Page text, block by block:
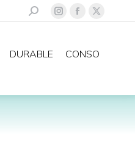
Recherche
La
Instagram
une
La
Facebook
une
La
X
une
DURABLE CONSO